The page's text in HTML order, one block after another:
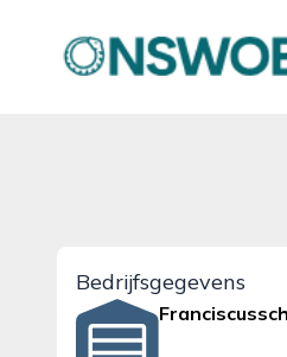
onswoerden.nl
Bedrijfsgegevens